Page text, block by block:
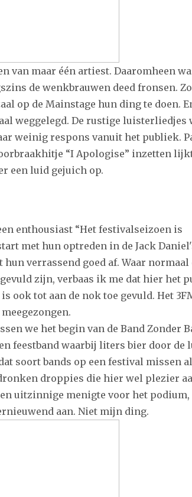
van maar één artiest. Daaromheen
de wenkbrauwen deed fronsen.
op de Mainstage hun ding te doen.
weggelegd. De rustige luisterliedjes
weinig respons vanuit het publiek.
“I Apologise” inzetten
een luid gejuich op.
enthousiast “Het festivalseizoen is
met hun optreden in de Jack
verrassend goed af. Waar normaal
zijn, verbaas ik me dat hier het
ook tot aan de nok toe gevuld. Het
we het begin van de Band Zonder
feestband waarbij liters bier door de
soort bands op een festival missen
droppies die hier wel plezier
uitzinnige menigte voor het podium,
aan. Niet mijn ding.